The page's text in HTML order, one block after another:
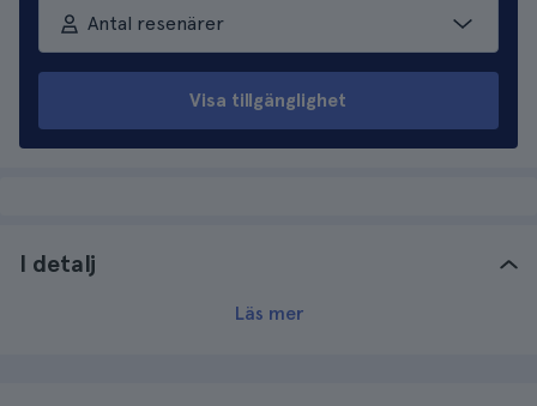
Antal resenärer
Visa tillgänglighet
I detalj
Läs mer